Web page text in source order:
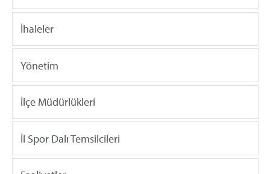
İhaleler
Yönetim
İlçe Müdürlükleri
İl Spor Dalı Temsilcileri